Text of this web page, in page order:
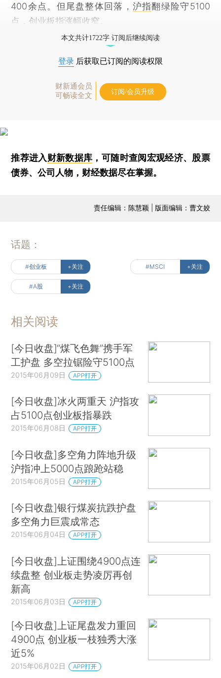
400余点。但尾盘整体回落， 沪指翻绿险守5100
点， 创业板指涨幅收窄。
本文共计1722字 订阅后继续阅读
登录 后获取已订阅的阅读权限
财新通会员
可畅读全文
订阅/会员升级
推荐进入财新数据库 ，可随时查阅宏观经济、股票
债券、公司人物，财经数据尽在掌握。
责任编辑：陈慧颖 | 版面编辑：曹文姣
话题：
#创业板 +关注 #MSCI +关注
#A股 +关注
相关阅读
[今日收盘]“煤飞色舞”携手军
工护盘 多空拉锯险守5100点
2015年06月09日 APP打开
[今日收盘]冰火两重天 沪指攻
占5100点创业板指暴跌
2015年06月08日 APP打开
[今日收盘]多空角力阵地升级
沪指冲上5000点踉跄站稳
2015年06月05日 APP打开
[今日收盘]银行煤炭抗跌护盘
多空角力巨震成常态
2015年06月04日 APP打开
[今日收盘]上证围绕4900点连
续盘整 创业板走势凌厉再创
新高
2015年06月03日 APP打开
[今日收盘]上证尾盘发力重回
4900点 创业板一枝独秀大涨
近5%
2015年06月02日 APP打开